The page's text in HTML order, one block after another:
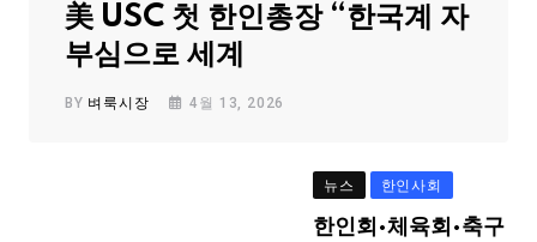
美 USC 첫 한인총장 “한국계 자
부심으로 세계
BY 벼룩시장 4월 13, 2026
뉴스 한인사회
한인회·체육회·축구